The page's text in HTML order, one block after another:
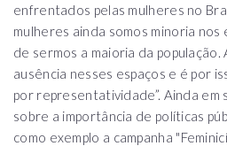
enfrentados pelas mulheres no
mulheres ainda somos minoria
de sermos a maioria da
ausência nesses espaços e é por
por representatividade”. Ainda em
sobre a importância de políticas
como exemplo a campanha